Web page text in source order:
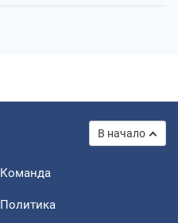
В начало
Команда
Политика